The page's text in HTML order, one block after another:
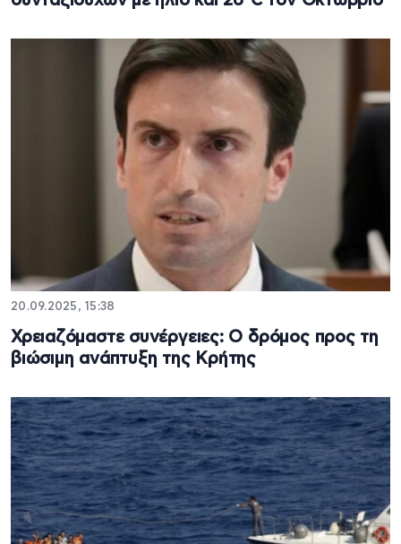
20.09.2025, 15:38
Χρειαζόμαστε συνέργειες: Ο δρόμος προς τη
βιώσιμη ανάπτυξη της Κρήτης